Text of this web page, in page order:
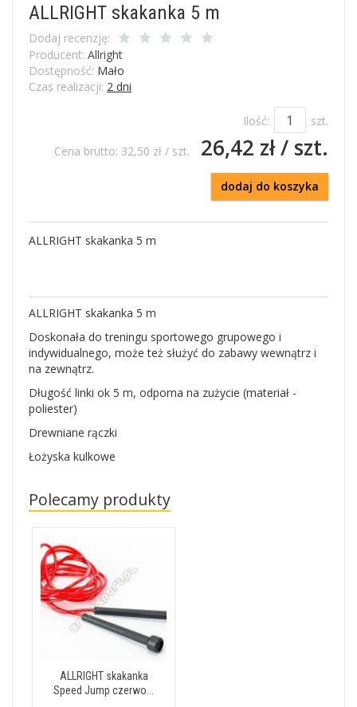
ALLRIGHT skakanka 5 m
Dodaj recenzję:
Producent: Allright
Dostępność: Mało
Czas realizacji: 2 dni
Ilość:
szt.
Cena brutto: 32,50 zł / szt. 26,42 zł/ szt.
dodaj do koszyka
ALLRIGHT skakanka 5 m
ALLRIGHT skakanka 5 m
Doskonała do treningu sportowego grupowego i
indywidualnego, może też służyć do zabawy wewnątrz i
na zewnątrz.
Długość linki ok 5 m, odporna na zużycie (materiał -
poliester)
Drewniane rączki
Łożyska kulkowe
Polecamy produkty
ALLRIGHT skakanka
Speed Jump czerwo...